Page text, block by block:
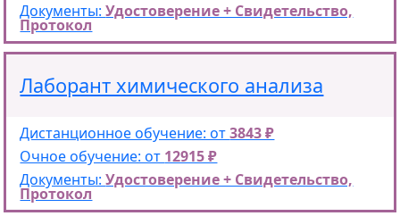
Документы:Удостоверение + Свидетельство,
Протокол
Лаборант химического анализа
Дистанционное обучение: от3843 ₽
Очное обучение: от 12915 ₽
Документы:Удостоверение + Свидетельство,
Протокол